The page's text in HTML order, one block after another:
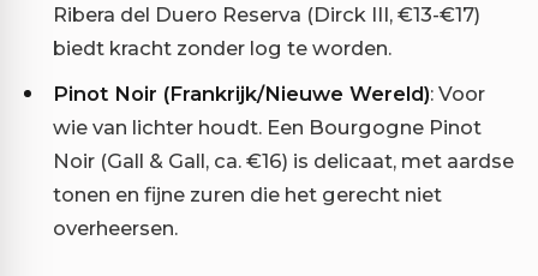
Ribera del Duero Reserva (Dirck III, €13-€17)
biedt kracht zonder log te worden.
Pinot Noir (Frankrijk/Nieuwe Wereld): Voor
wie van lichter houdt. Een Bourgogne Pinot
Noir (Gall & Gall, ca. €16) is delicaat, met aardse
tonen en fijne zuren die het gerecht niet
overheersen.